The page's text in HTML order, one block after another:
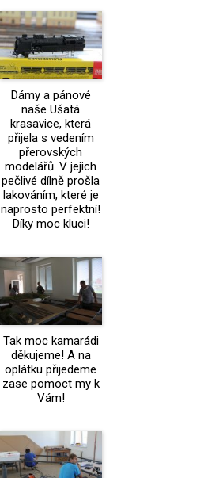
Dámy a pánové
naše Ušatá
krasavice, která
přijela s vedením
přerovských
modelářů. V jejich
pečlivé dílně prošla
lakováním, které je
naprosto perfektní!
Díky moc kluci!
Tak moc kamarádi
děkujeme! A na
oplátku přijedeme
zase pomoct my k
Vám!